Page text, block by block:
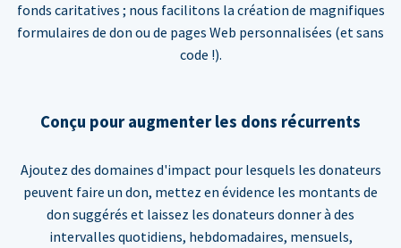
fonds caritatives ; nous facilitons la création de magnifiques
formulaires de don ou de pages Web personnalisées (et sans
code !).
Conçu pour augmenter les dons récurrents
Ajoutez des domaines d'impact pour lesquels les donateurs
peuvent faire un don, mettez en évidence les montants de
don suggérés et laissez les donateurs donner à des
intervalles quotidiens, hebdomadaires, mensuels,